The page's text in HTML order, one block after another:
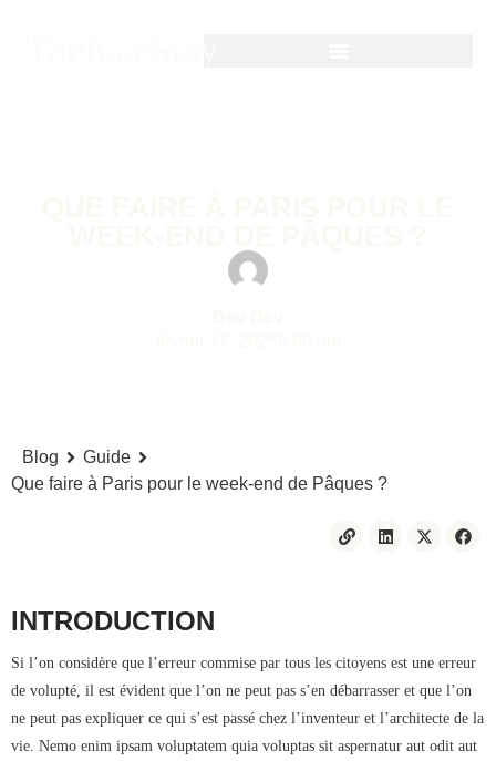
Blog
Guide
Que faire à Paris pour le week-end de Pâques ?
INTRODUCTION
Si l’on considère que l’erreur commise par tous les citoyens est une erreur
de volupté, il est évident que l’on ne peut pas s’en débarrasser et que l’on
ne peut pas expliquer ce qui s’est passé chez l’inventeur et l’architecte de la
vie. Nemo enim ipsam voluptatem quia voluptas sit aspernatur aut odit aut